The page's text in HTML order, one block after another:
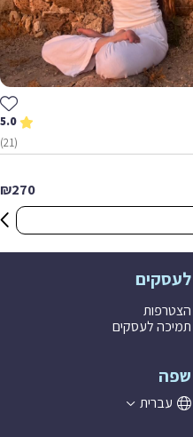
5.0
(21)
₪270
לעסקים
הצטרפות
תמיכה לעסקים
שפה
עברית